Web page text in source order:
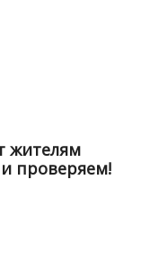
жителям
проверяем!